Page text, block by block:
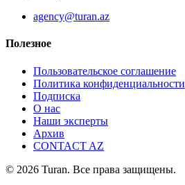
agency@turan.az
Полезное
Пользовательское соглашение
Политика конфиденциальности
Подписка
О нас
Наши эксперты
Архив
CONTACT AZ
© 2026 Turan. Все права защищены.